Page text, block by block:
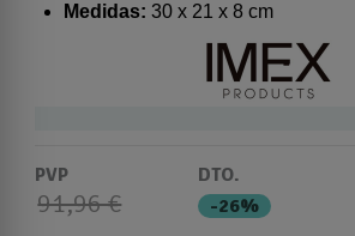
Medidas: 30 x 21 x 8 cm
PVP
91,96 €
DTO.
-26%